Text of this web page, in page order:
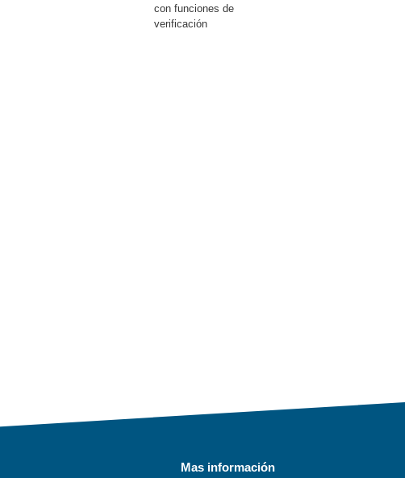
con funciones de
verificación
Mas información